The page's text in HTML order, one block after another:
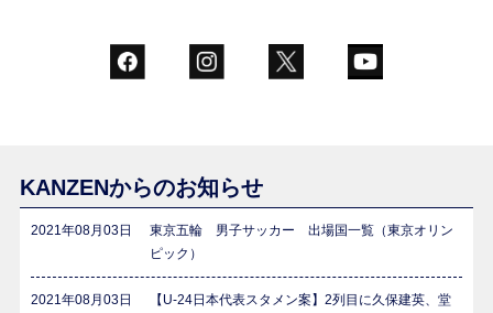
KANZENからのお知らせ
2021年08月03日
東京五輪 男子サッカー 出場国一覧（東京オリン
ピック）
2021年08月03日
【U-24日本代表スタメン案】2列目に久保建英、堂